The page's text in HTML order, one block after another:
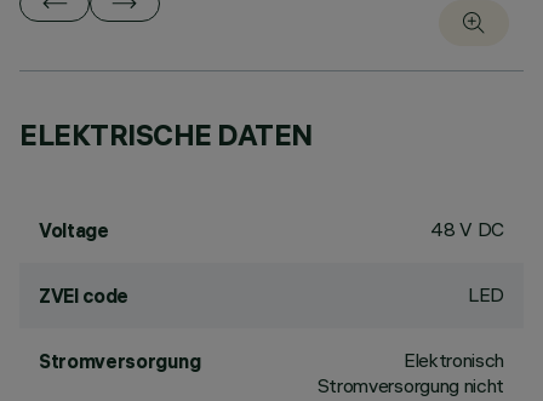
ELEKTRISCHE DATEN
Voltage 48 V DC
ZVEI code LED
Stromversorgung
Elektronisch
Stromversorgung nicht